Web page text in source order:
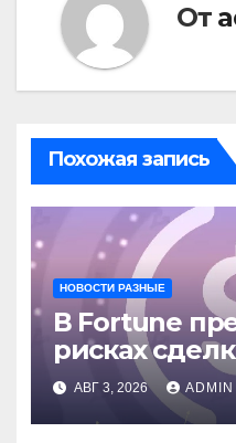
От
Похожая запись
НОВОСТИ РАЗНЫЕ
В Fortune
рисках
АВГ 3, 2026 ADMIN